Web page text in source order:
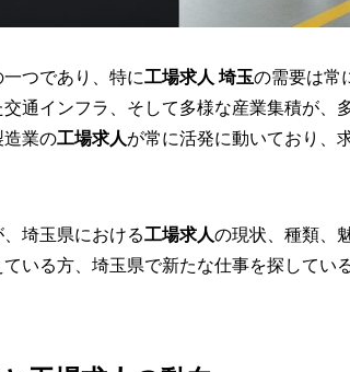
つであり、特に工場求人 埼玉の需要は常
通インフラ、そして多様な産業集積が、
造業の工場求人が常に活発に動いており、
埼玉県における工場求人の現状、種類、
いる方、埼玉県で新たな仕事を探してい